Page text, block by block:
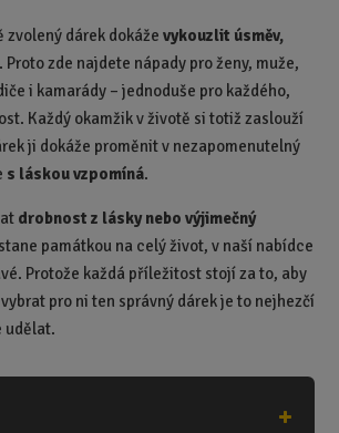
zvolený dárek dokáže vykouzlit úsměv,
. Proto zde najdete nápady pro ženy, muže,
i kamarády – jednoduše pro každého,
Každý okamžik v životě si totiž zaslouží
ji dokáže proměnit v nezapomenutelný
s láskou vzpomíná.
drobnost z lásky nebo výjimečný
památkou na celý život, v naší nabídce
Protože každá příležitost stojí za to, aby
pro ni ten správný dárek je to nejhezčí
udělat.